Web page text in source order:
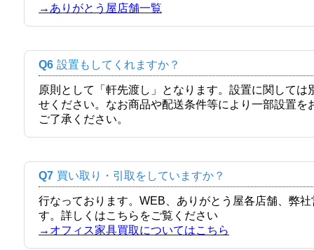
→ありがとう屋店舗一覧
Q6 設置もしてくれますか？
原則として「軒先渡し」となります。設置に関して
せください。なお商品や配送条件等により一部設置
ご了承ください。
Q7 買い取り・引取をしていますか？
行なっております。WEB、ありがとう屋各店舗、弊
す。詳しくはこちらをご覧ください
→オフィス家具買取についてはこちら